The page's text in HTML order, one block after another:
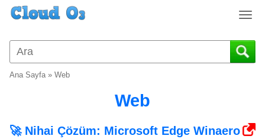
T
g
g
i
Ana Sayfa» Web
Web
🚀 Nihai Çözüm: Microsoft Edge Winaero